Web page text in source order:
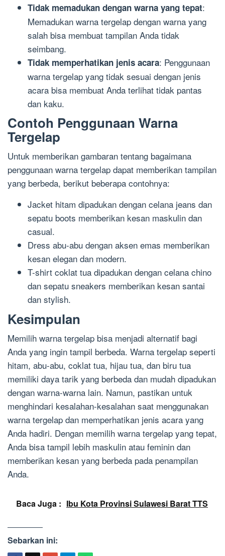
Tidak memadukan dengan warna yang tepat:
Memadukan warna tergelap dengan warna yang
salah bisa membuat tampilan Anda tidak
seimbang.
Tidak memperhatikan jenis acara: Penggunaan
warna tergelap yang tidak sesuai dengan jenis
acara bisa membuat Anda terlihat tidak pantas
dan kaku.
Contoh Penggunaan Warna
Tergelap
Untuk memberikan gambaran tentang bagaimana
penggunaan warna tergelap dapat memberikan tampilan
yang berbeda, berikut beberapa contohnya:
Jacket hitam dipadukan dengan celana jeans dan
sepatu boots memberikan kesan maskulin dan
casual.
Dress abu-abu dengan aksen emas memberikan
kesan elegan dan modern.
T-shirt coklat tua dipadukan dengan celana chino
dan sepatu sneakers memberikan kesan santai
dan stylish.
Kesimpulan
Memilih warna tergelap bisa menjadi alternatif bagi
Anda yang ingin tampil berbeda. Warna tergelap seperti
hitam, abu-abu, coklat tua, hijau tua, dan biru tua
memiliki daya tarik yang berbeda dan mudah dipadukan
dengan warna-warna lain. Namun, pastikan untuk
menghindari kesalahan-kesalahan saat menggunakan
warna tergelap dan memperhatikan jenis acara yang
Anda hadiri. Dengan memilih warna tergelap yang tepat,
Anda bisa tampil lebih maskulin atau feminin dan
memberikan kesan yang berbeda pada penampilan
Anda.
Baca Juga : Ibu Kota Provinsi Sulawesi Barat TTS
Sebarkan ini: